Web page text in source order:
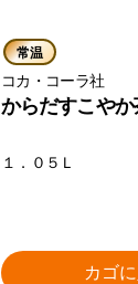
常温
コカ・コーラ社
からだすこやか
１．０５Ｌ
カゴ